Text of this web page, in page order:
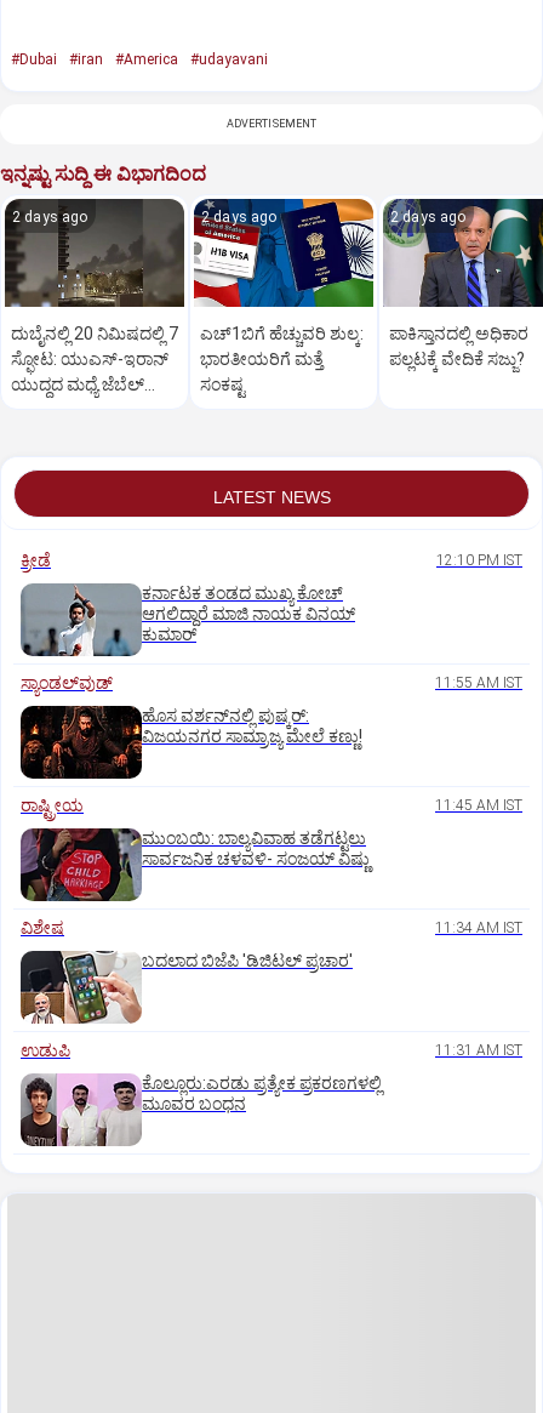
#Dubai #iran #America #udayavani
ADVERTISEMENT
ಇನ್ನಷ್ಟು ಸುದ್ದಿ ಈ ವಿಭಾಗದಿಂದ
2 days ago
ದುಬೈನಲ್ಲಿ 20 ನಿಮಿಷದಲ್ಲಿ 7
ಸ್ಫೋಟ: ಯುಎಸ್-ಇರಾನ್
ಯುದ್ಧದ ಮಧ್ಯೆ ಜೆಬೆಲ್
2 days ago
ಎಚ್‌1ಬಿಗೆ ಹೆಚ್ಚುವರಿ ಶುಲ್ಕ:
ಭಾರತೀಯರಿಗೆ ಮತ್ತೆ
ಸಂಕಷ್ಟ
2 days ago
ಪಾಕಿಸ್ತಾನದಲ್ಲಿ ಅಧಿಕಾರ
ಪಲ್ಲಟಕ್ಕೆ ವೇದಿಕೆ ಸಜ್ಜು?
LATEST NEWS
ಕ್ರೀಡೆ 12:10 PM IST
ಕರ್ನಾಟಕ ತಂಡದ ಮುಖ್ಯ ಕೋಚ್‌
ಆಗಲಿದ್ದಾರೆ ಮಾಜಿ ನಾಯಕ ವಿನಯ್‌
ಕುಮಾರ್
ಸ್ಯಾಂಡಲ್‌ವುಡ್‌ 11:55 AM IST
ಹೊಸ ವರ್ಶನ್‌ನಲ್ಲಿ ಪುಷ್ಕರ್‌:
ವಿಜಯನಗರ ಸಾಮ್ರಾಜ್ಯ ಮೇಲೆ ಕಣ್ಣು!
ರಾಷ್ಟ್ರೀಯ 11:45 AM IST
ಮುಂಬಯಿ: ಬಾಲ್ಯವಿವಾಹ ತಡೆಗಟ್ಟಲು
ಸಾರ್ವಜನಿಕ ಚಳವಳಿ- ಸಂಜಯ್‌ ವಿಷ್ಣು
ವಿಶೇಷ 11:34 AM IST
ಬದಲಾದ ಬಿಜೆಪಿ 'ಡಿಜಿಟಲ್‌ ಪ್ರಚಾರ'
ಉಡುಪಿ 11:31 AM IST
ಕೊಲ್ಲೂರು:ಎರಡು ಪ್ರತ್ಯೇಕ ಪ್ರಕರಣಗಳಲ್ಲಿ
ಮೂವರ ಬಂಧನ